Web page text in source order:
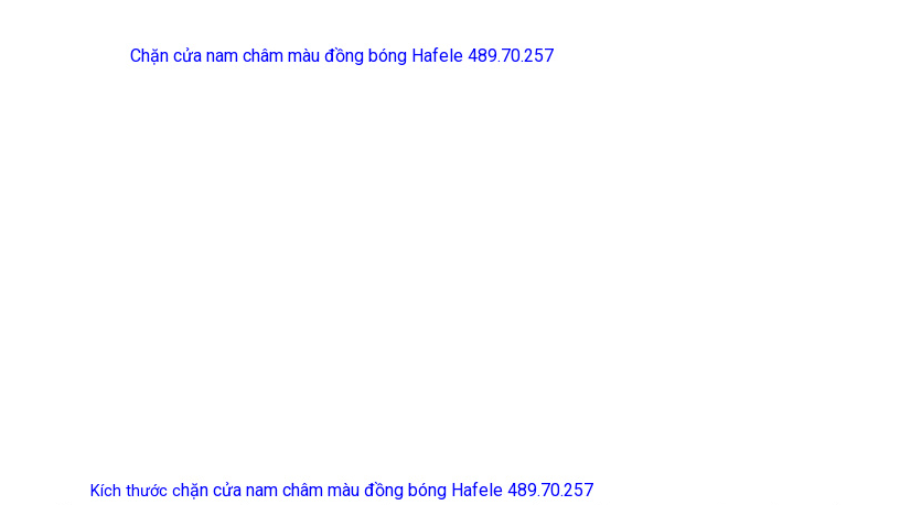
Chặn cửa nam châm màu đồng bóng Hafele 489.70.257
Kích thước chặn cửa nam châm màu đồng bóng Hafele 489.70.257